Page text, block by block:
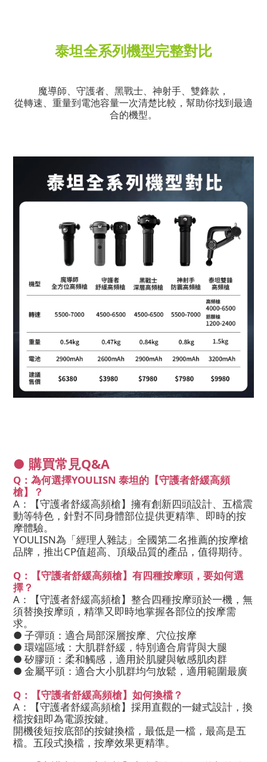
泰坦全系列機型完整對比
魔導師、守護者、黑戰士、神射手、雙鋒款，
從轉速、重量到電池容量一次清楚比較，幫助你找到最適
合的機型。
● 購買常見Q&A
Q：為何選擇YOULISN 泰坦的【守護者舒緩高頻
槍】？
A：【守護者舒緩高頻槍】擁有創新四頭設計、五檔震
動等特色，針對不同身體部位提供更精準、即時的按
摩體驗。
YOULISN為「經理人雜誌」全國第二名推薦的按摩槍
品牌，推出CP值超高、頂級品質的產品，值得期待。
Q：【守護者舒緩高頻槍】有四種按摩頭，要如何選
擇？
A：【守護者舒緩高頻槍】整合四種按摩頭於一機，無
須替換按摩頭，精準又即時地掌握各部位的按摩需
求。
● 子彈頭：適合局部深層按摩、穴位按摩
● 環端區域：大肌群舒緩，特別適合肩背與大腿
● 矽膠頭：柔和觸感，適用於肌腱與敏感肌肉群
● 金屬平頭：適合大小肌群均勻放鬆，適用範圍最廣
Q：【守護者舒緩高頻槍】如何換檔？
A：【守護者舒緩高頻槍】採用直觀的一鍵式設計，換
檔按鈕即為電源按鍵。
開機後短按底部的按鍵換檔，最低是一檔，最高是五
檔。五段式換檔，按摩效果更精準。